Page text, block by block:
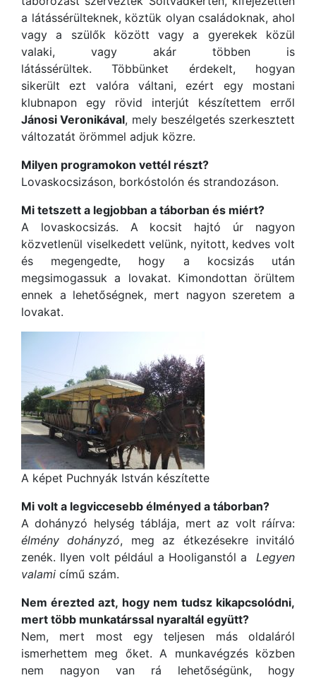
a látássérülteknek, köztük olyan családoknak, ahol
vagy a szülők között vagy a gyerekek közül
valaki, vagy akár többen is
látássérültek. Többünket érdekelt, hogyan
sikerült ezt valóra váltani, ezért egy mostani
klubnapon egy rövid interjút készítettem erről
Jánosi Veronikával, mely beszélgetés szerkesztett
változatát örömmel adjuk közre.
Milyen programokon vettél részt?
Lovaskocsizáson, borkóstolón és strandozáson.
Mi tetszett a legjobban a táborban és miért?
A lovaskocsizás. A kocsit hajtó úr nagyon
közvetlenül viselkedett velünk, nyitott, kedves volt
és megengedte, hogy a kocsizás után
megsimogassuk a lovakat. Kimondottan örültem
ennek a lehetőségnek, mert nagyon szeretem a
lovakat.
A képet Puchnyák István készítette
Mi volt a legviccesebb élményed a táborban?
A dohányzó helység táblája, mert az volt ráírva:
élmény dohányzó, meg az étkezésekre invitáló
zenék. Ilyen volt például a Hooliganstól a
Legyen
valami című szám.
Nem érezted azt, hogy nem tudsz kikapcsolódni,
mert több munkatárssal nyaraltál együtt?
Nem, mert most egy teljesen más oldaláról
ismerhettem meg őket. A munkavégzés közben
nem nagyon van rá lehetőségünk, hogy